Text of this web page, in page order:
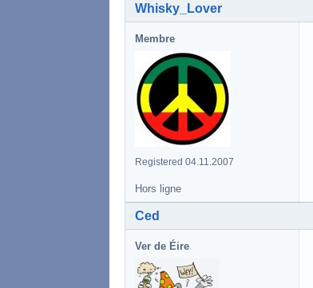
Whisky_Lover
Membre
Registered 04.11.2007
Hors ligne
Ced
Ver de Éire